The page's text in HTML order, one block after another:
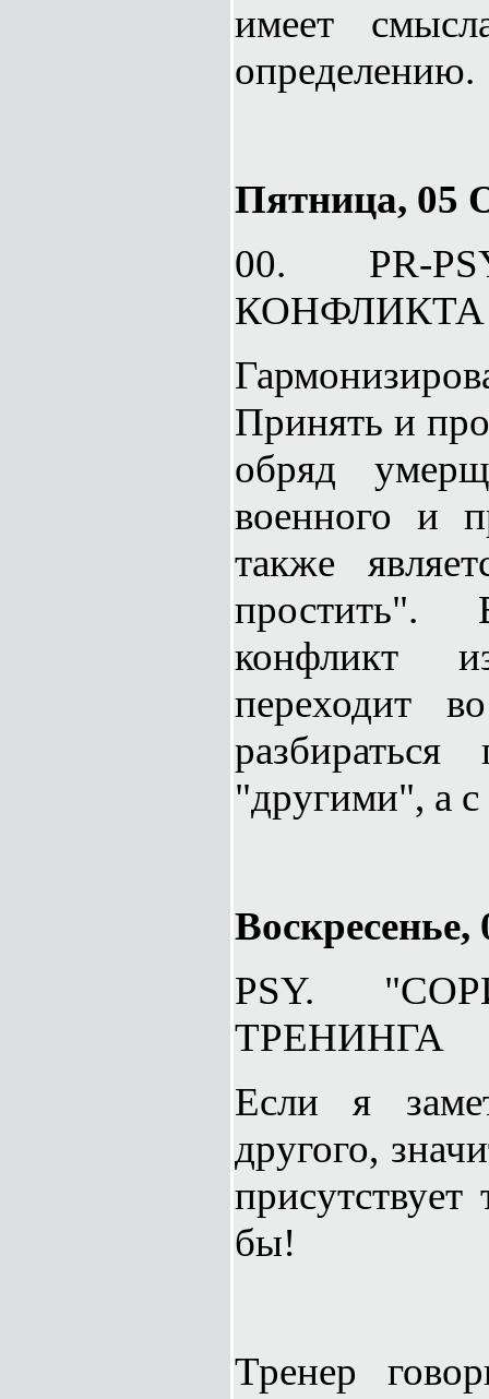
имеет
определению.
Пятница, 05
00. PR-
КОНФЛИКТА
Принять и
обряд
военного и
также
простить".
конфликт
переходит
"другими", а
Воскресенье,
PSY.
ТРЕНИНГА
Если я
другого,
бы!
Тренер